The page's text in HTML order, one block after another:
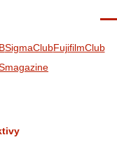
SigmaClubFujifilmClub